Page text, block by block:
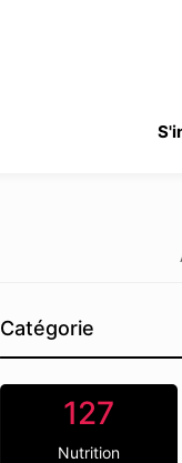
Catégorie
127
Nutrition